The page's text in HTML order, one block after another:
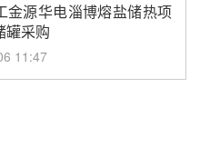
金源华电淄博熔盐储热项
罐采购
11:47